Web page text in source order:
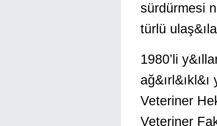
sürdürmesi
türlü
1980’li
Veteriner
Veteriner